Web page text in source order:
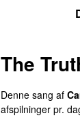
The
Denne sang af
afspilninger pr.